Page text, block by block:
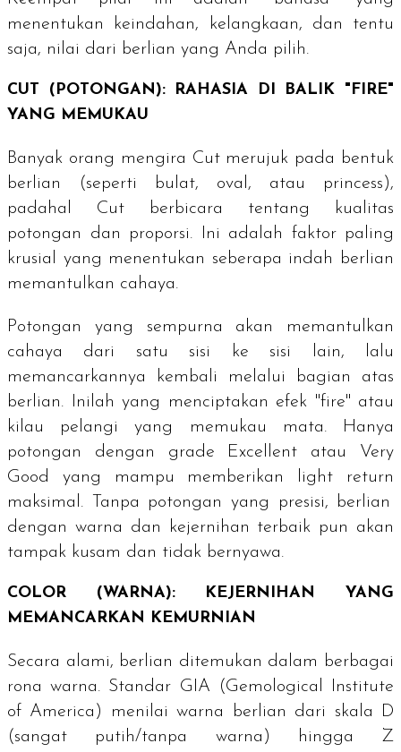
menentukan keindahan, kelangkaan, dan tentu
saja, nilai dari berlian yang Anda pilih.
CUT (POTONGAN): RAHASIA DI BALIK "FIRE"
YANG MEMUKAU
Banyak orang mengira Cutmerujuk pada bentuk
berlian (seperti bulat, oval, atau princess ),
padahal Cut berbicara tentang kualitas
potongan dan proporsi. Ini adalah faktor paling
krusial yang menentukan seberapa indah berlian
memantulkan cahaya.
Potongan yang sempurna akan memantulkan
cahaya dari satu sisi ke sisi lain, lalu
memancarkannya kembali melalui bagian atas
berlian. Inilah yang menciptakan efek "fire" atau
kilau pelangi yang memukau mata. Hanya
potongan dengan grade Excellent atau Very
Good yang mampu memberikan light return
maksimal. Tanpa potongan yang presisi, berlian
dengan warna dan kejernihan terbaik pun akan
tampak kusam dan tidak bernyawa.
COLOR (WARNA): KEJERNIHAN YANG
MEMANCARKAN KEMURNIAN
Secara alami, berlian ditemukan dalam berbagai
rona warna. Standar GIA (Gemological Institute
of America ) menilai warna berlian dari skala D
(sangat putih/tanpa warna) hingga Z